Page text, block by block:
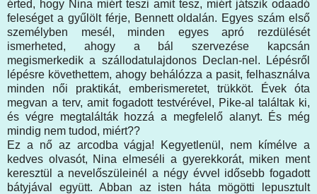
érted, hogy Nina miért teszi amit tesz, miért játszik odaadó
feleséget a gyűlölt férje, Bennett oldalán. Egyes szám első
személyben mesél, minden egyes apró rezdülését
ismerheted, ahogy a bál szervezése kapcsán
megismerkedik a szállodatulajdonos Declan-nel. Lépésről
lépésre követhettem, ahogy behálózza a pasit, felhasználva
minden női praktikát, emberismeretet, trükköt. Évek óta
megvan a terv, amit fogadott testvérével, Pike-al találtak ki,
és végre megtalálták hozzá a megfelelő alanyt. És még
mindig nem tudod, miért??
Ez a nő az arcodba vágja! Kegyetlenül, nem kímélve a
kedves olvasót, Nina elmeséli a gyerekkorát, miken ment
keresztül a nevelőszüleinél a négy évvel idősebb fogadott
bátyjával együtt. Abban az isten háta mögötti lepusztult